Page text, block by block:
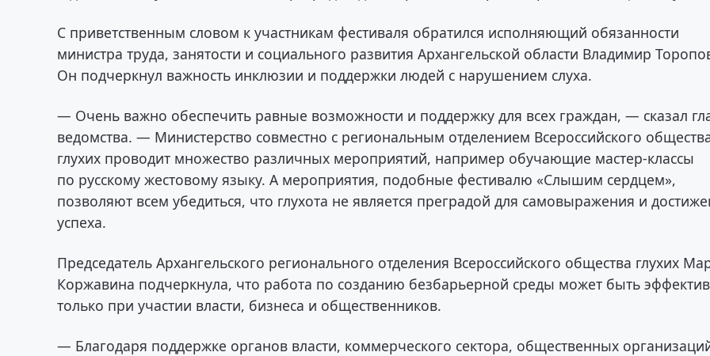
С приветственным словом к участникам фестиваля обратился исполняющий обязанности
министра труда, занятости и социального развития Архангельской области Владимир
Он подчеркнул важность инклюзии и поддержки людей с нарушением слуха.
— Очень важно обеспечить равные возможности и поддержку для всех граждан, — сказал
ведомства. — Министерство совместно с региональным отделением Всероссийского
глухих проводит множество различных мероприятий, например обучающие мастер-классы
по русскому жестовому языку. А мероприятия, подобные фестивалю «Слышим сердцем»,
позволяют всем убедиться, что глухота не является преградой для самовыражения и
успеха.
Председатель Архангельского регионального отделения Всероссийского общества глухих
Коржавина подчеркнула, что работа по созданию безбарьерной среды может быть
только при участии власти, бизнеса и общественников.
— Благодаря поддержке органов власти, коммерческого сектора, общественных